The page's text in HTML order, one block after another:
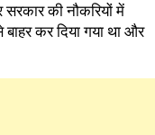
की नौकरियों में
बाहर कर दिया गया था और